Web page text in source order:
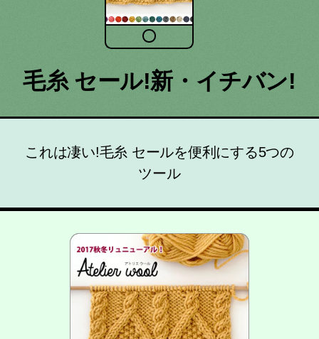
毛糸 セール!新・イチバン!
これは凄い!毛糸 セールを便利にする5つの
ツール